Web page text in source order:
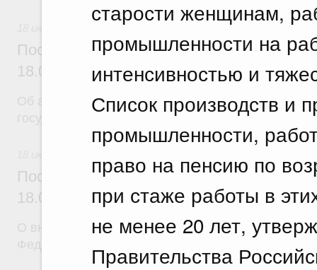
старости женщинам,
промышленности на
интенсивностью и
Список производств и
промышленности,
право на пенсию по
при стаже работы в
не менее 20 лет,
Правительства
Постановление Правительства
18.07.2026 г. № 904
Об авансировании
государственных контрактов
Постановление Правительства
18.07.2026 г. № 909
О внесении изменения в постановление